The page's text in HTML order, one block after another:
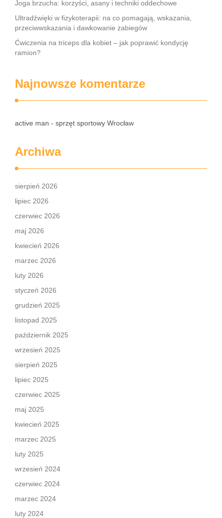
Joga brzucha: korzyści, asany i techniki oddechowe
Ultradźwięki w fizykoterapii: na co pomagają, wskazania,
przeciwwskazania i dawkowanie zabiegów
Ćwiczenia na triceps dla kobiet – jak poprawić kondycję
ramion?
Najnowsze komentarze
active man - sprzęt sportowy Wrocław
Archiwa
sierpień 2026
lipiec 2026
czerwiec 2026
maj 2026
kwiecień 2026
marzec 2026
luty 2026
styczeń 2026
grudzień 2025
listopad 2025
październik 2025
wrzesień 2025
sierpień 2025
lipiec 2025
czerwiec 2025
maj 2025
kwiecień 2025
marzec 2025
luty 2025
wrzesień 2024
czerwiec 2024
marzec 2024
luty 2024